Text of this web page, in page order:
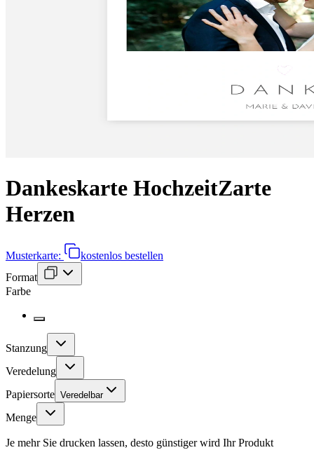
Dankeskarte HochzeitZarte
Herzen
Musterkarte:
kostenlos bestellen
Format
Farbe
Stanzung
Veredelung
Papiersorte Veredelbar
Menge
Je mehr Sie drucken lassen, desto günstiger wird Ihr Produkt